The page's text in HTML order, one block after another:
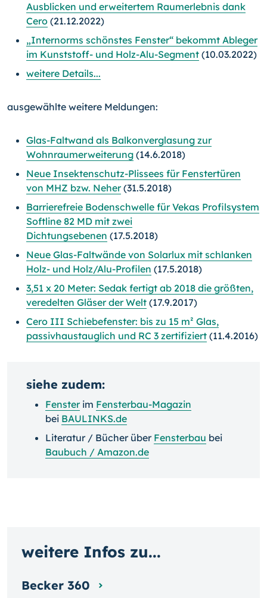
Ausblicken und erweitertem Raumerlebnis dank
Cero (21.12.2022)
„Internorms schönstes Fenster“ bekommt Ableger
im Kunststoff- und Holz-Alu-Segment (10.03.2022)
weitere Details...
ausgewählte weitere Meldungen:
Glas-Faltwand als Balkonverglasung zur
Wohnraumerweiterung (14.6.2018)
Neue Insektenschutz-Plissees für Fenstertüren
von MHZ bzw. Neher(31.5.2018)
Barrierefreie Bodenschwelle für Vekas Profilsystem
Softline 82 MD mit zwei
Dichtungsebenen (17.5.2018)
Neue Glas-Faltwände von Solarlux mit schlanken
Holz- und Holz/Alu-Profilen (17.5.2018)
3,51 x 20 Meter: Sedak fertigt ab 2018 die größten,
veredelten Gläser der Welt (17.9.2017)
Cero III Schiebefenster: bis zu 15 m² Glas,
passivhaustauglich und RC 3 zertifiziert (11.4.2016)
siehe zudem:
Fensterim Fensterbau-Magazin
bei BAULINKS.de
Literatur / Bücher über Fensterbau bei
Baubuch / Amazon.de
weitere Infos zu...
Becker 360